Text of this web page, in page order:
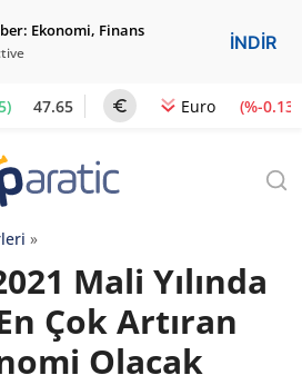
Ekonomi, Finans
İNDİR
47.65 Euro (%-0.13)
»
Mali Yılında
Çok Artıran
Olacak